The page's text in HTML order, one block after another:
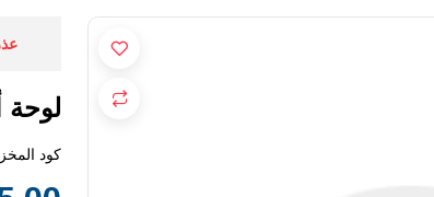
لوحة
كود